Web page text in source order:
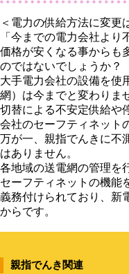
＜電力の供給方法に変更
「今までの電力会社より
価格が安くなる事からも
のではないでしょうか？
大手電力会社の設備を使
網）は今までと変わりま
切替による不安定供給や
会社のセーフティネット
万が一、親指でんきに不
はありません。
各地域の送電網の管理を
セーフティネットの機能
義務付けられており、新
からです。
親指でんき関連